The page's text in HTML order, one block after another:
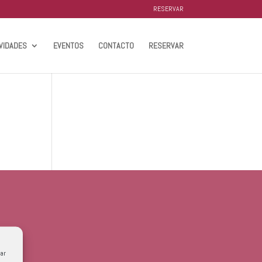
RESERVAR
EVENTOS CONTACTO RESERVAR